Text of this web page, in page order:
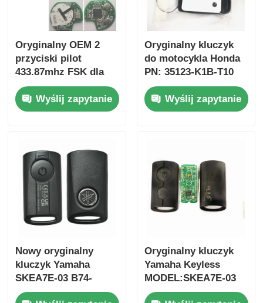
Dom
Produkty
Filmy
Oryginalny OEM 2
przyciski pilot
433.87mhz FSK dla
Su-zuki Jim-ny 2005-
2017 Bez chipa 37182-
A7 Tylko sterowanie
Wyślij zapytanie
Oryginalny kluczyk
do motocykla Honda
PN: 35123-K1B-T10
trójprzyciskowy
FSK433.92MHz
ID47chip pilot do
Wyślij zapytanie
Nowy oryginalny
kluczyk Yamaha
SKEA7E-03 B74-
H6261-02 662F-
Oryginalny kluczyk
Yamaha Keyless
MODEL:SKEA7E-03
Do Yamaha Smart